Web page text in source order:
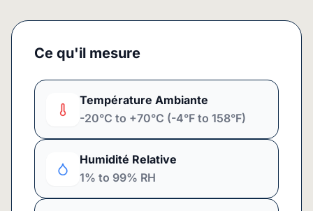
Ce qu'il mesure
Température Ambiante
-20°C to +70°C (-4°F to 158°F)
Humidité Relative
1% to 99% RH